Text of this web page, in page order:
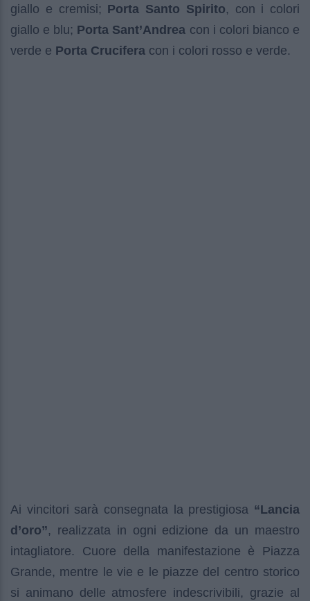
giallo e cremisi; Porta Santo Spirito, con i colori
giallo e blu; Porta Sant’Andrea con i colori bianco e
verde e Porta Crucifera con i colori rosso e verde.
Ai vincitori sarà consegnata la prestigiosa “Lancia
d’oro”, realizzata in ogni edizione da un maestro
intagliatore. Cuore della manifestazione è Piazza
Grande, mentre le vie e le piazze del centro storico
si animano delle atmosfere indescrivibili, grazie al